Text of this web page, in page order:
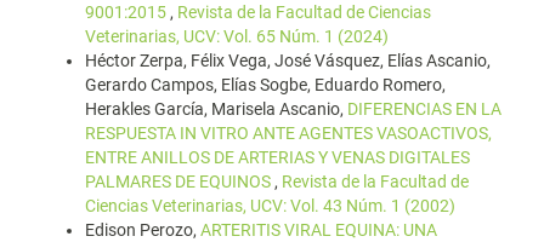
9001:2015 , Revista de la Facultad de Ciencias
Veterinarias, UCV: Vol. 65 Núm. 1 (2024)
Héctor Zerpa, Félix Vega, José Vásquez, Elías Ascanio,
Gerardo Campos, Elías Sogbe, Eduardo Romero,
Herakles García, Marisela Ascanio, DIFERENCIAS EN LA
RESPUESTA IN VITRO ANTE AGENTES VASOACTIVOS,
ENTRE ANILLOS DE ARTERIAS Y VENAS DIGITALES
PALMARES DE EQUINOS , Revista de la Facultad de
Ciencias Veterinarias, UCV: Vol. 43 Núm. 1 (2002)
Edison Perozo, ARTERITIS VIRAL EQUINA: UNA